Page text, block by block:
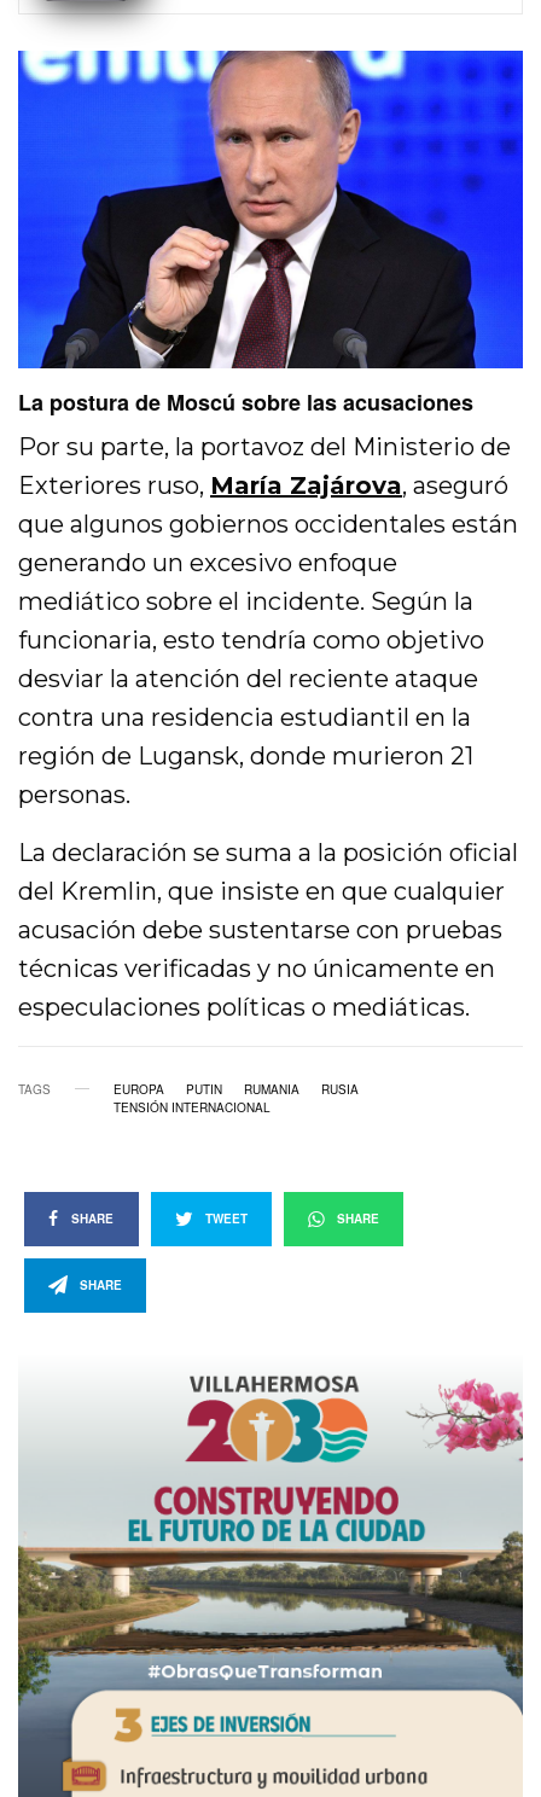
La postura de Moscú sobre las acusaciones
Por su parte, la portavoz del Ministerio de
Exteriores ruso, María Zajárova, aseguró
que algunos gobiernos occidentales están
generando un excesivo enfoque
mediático sobre el incidente. Según la
funcionaria, esto tendría como objetivo
desviar la atención del reciente ataque
contra una residencia estudiantil en la
región de Lugansk, donde murieron 21
personas.
La declaración se suma a la posición oficial
del Kremlin, que insiste en que cualquier
acusación debe sustentarse con pruebas
técnicas verificadas y no únicamente en
especulaciones políticas o mediáticas.
TAGS EUROPA PUTIN RUMANIA
RUSIA
TENSIÓN INTERNACIONAL
SHARE TWEET SHARE
SHARE